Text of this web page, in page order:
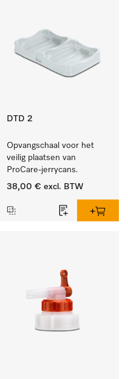
DTD 2
Opvangschaal voor het
veilig plaatsen van
ProCare-jerrycans.
38,00 € excl. BTW